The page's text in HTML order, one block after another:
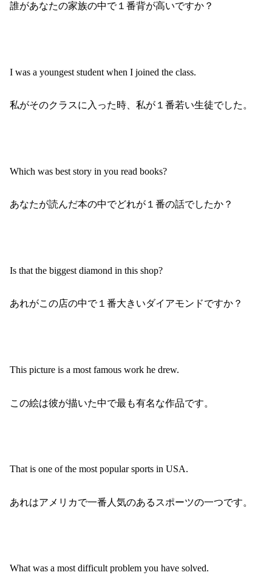
誰があなたの家族の中で１番背が高いですか？
I was a youngest student when I joined the class.
私がそのクラスに入った時、私が１番若い生徒でした。
Which was best story in you read books?
あなたが読んだ本の中でどれが１番の話でしたか？
Is that the biggest diamond in this shop?
あれがこの店の中で１番大きいダイアモンドですか？
This picture is a most famous work he drew.
この絵は彼が描いた中で最も有名な作品です。
That is one of the most popular sports in USA.
あれはアメリカで一番人気のあるスポーツの一つです。
What was a most difficult problem you have solved.